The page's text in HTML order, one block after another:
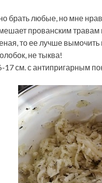
брать любые, но мне
прованским
то ее лучше вымочить
не тыква!
см. с антипригарным